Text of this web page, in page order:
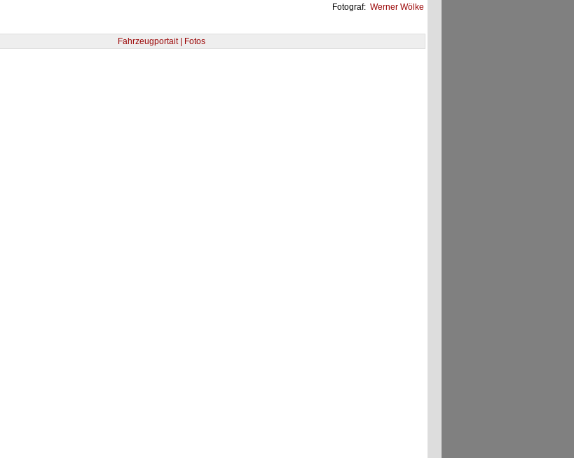
Fotograf: Werner Wölke
Fahrzeugportait | Fotos